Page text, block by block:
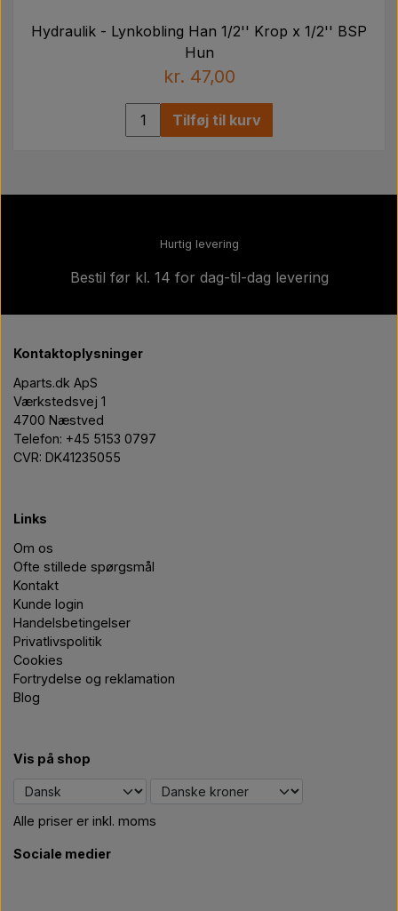
Hydraulik - Lynkobling Han 1/2'' Krop x 1/2'' BSP
Hun
kr. 47,00
Tilføj til kurv
Hurtig levering
Bestil før kl. 14 for dag-til-dag levering
Kontaktoplysninger
Aparts.dk ApS
Værkstedsvej 1
4700 Næstved
Telefon: +45 5153 0797
CVR: DK41235055
Links
Om os
Ofte stillede spørgsmål
Kontakt
Kunde login
Handelsbetingelser
Privatlivspolitik
Cookies
Fortrydelse og reklamation
Blog
Vis på shop
Alle priser er inkl. moms
Sociale medier